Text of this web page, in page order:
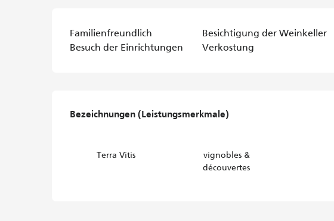
Familienfreundlich Besichtigung der Weinkeller
Besuch der Einrichtungen
Verkostung
Leistungensmöglichkeiten
Bezeichnungen (Leistungsmerkmale)
Bezeichnungen (Leistungsmerkmale)
Terra Vitis
vignobles &
découvertes